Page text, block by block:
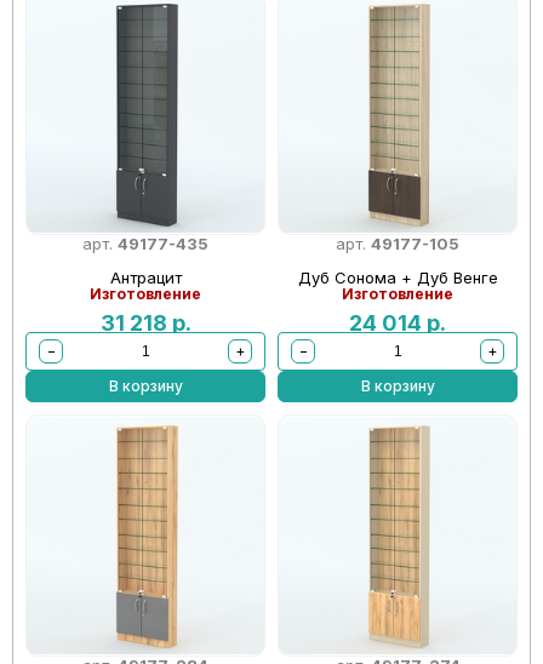
арт. 49177-435
Антрацит
Изготовление
31 218 р.
−
+
В корзину
арт. 49177-105
Дуб Сонома + Дуб Венге
Изготовление
24 014 р.
−
+
В корзину